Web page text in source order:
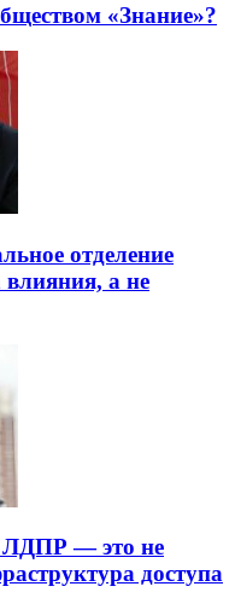
«Знание»?
отделение
а не
ЛДПР — это не
доступа